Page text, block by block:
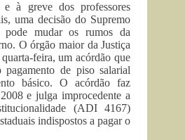
à greve dos professores
uma decisão do Supremo
pode mudar os rumos da
O órgão maior da Justiça
feira, um acórdão que
pagamento de piso salarial
básico. O acórdão faz
e julga improcedente a
(ADI 4167)
indispostos a pagar o